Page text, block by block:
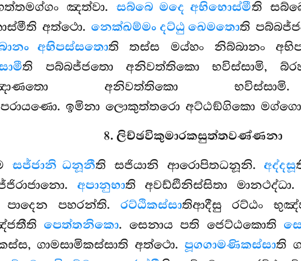
ඤත්වා.සබ්බෙ මදෙ අභිභොස්මීති
අත්ථො. නෙක්ඛම්මං දට්ඨු ඛෙමතොති
අභිපස්සතොති තස්ස මය්හං නිබ්බානං
ති පබ්බජ්ජතො අනිවත්තිකො භවිස්සාමි,
අනිවත්තිකො
ඉමිනා ලොකුත්තරො අට්ඨඞ්ගිකො
8. ලිච්ඡවිකුමාරකසුත්තවණ්ණනා
සජ්ජානි ධනූනීති සජියානි ආරොපිතධනූනි. අද්දසූ
අපානුභාති අවඩ්ඪිනිස්සිතා
පාදෙන පහරන්ති. රට්ඨිකස්සාතිආදීසු රට්ඨං
පෙත්තනිකො. සෙනාය පති ජෙට්ඨකොති
ගාමසාමිකස්සාති අත්ථො. පූගගාමණිකස්සාති